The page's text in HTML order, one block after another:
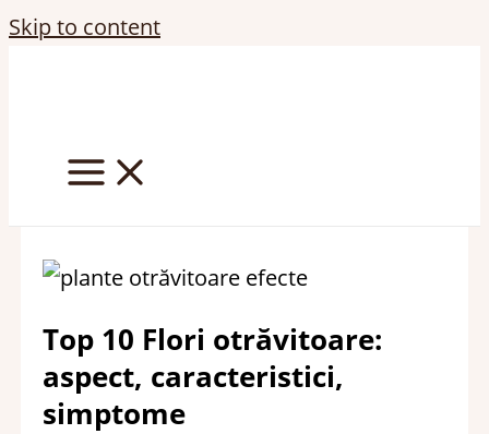
Skip to content
Top 10 Flori otrăvitoare:
aspect, caracteristici,
simptome